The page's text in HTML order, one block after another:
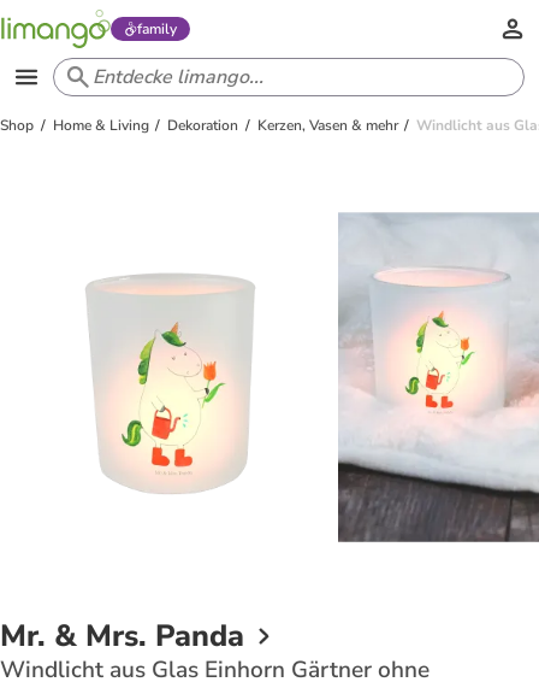
family
Shop Home & Living Dekoration Kerzen, Vasen & mehr Windlicht aus
Mr. & Mrs. Panda
Windlicht aus Glas Einhorn Gärtner ohne